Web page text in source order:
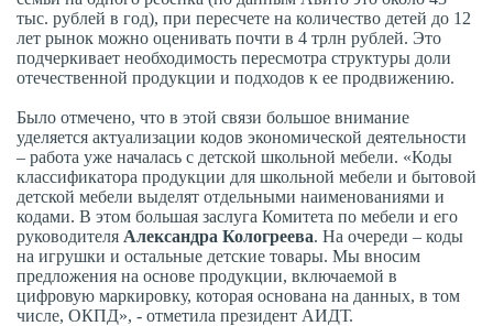
тыс. рублей в год), при пересчете на количество детей до 12
лет рынок можно оценивать почти в 4 трлн рублей. Это
подчеркивает необходимость пересмотра структуры доли
отечественной продукции и подходов к ее продвижению.
Было отмечено, что в этой связи большое внимание
уделяется актуализации кодов экономической деятельности
– работа уже началась с детской школьной мебели. «Коды
классификатора продукции для школьной мебели и бытовой
детской мебели выделят отдельными наименованиями и
кодами. В этом большая заслуга Комитета по мебели и его
руководителя Александра Кологреева. На очереди – коды
на игрушки и остальные детские товары. Мы вносим
предложения на основе продукции, включаемой в
цифровую маркировку, которая основана на данных, в том
числе, ОКПД», - отметила президент АИДТ.